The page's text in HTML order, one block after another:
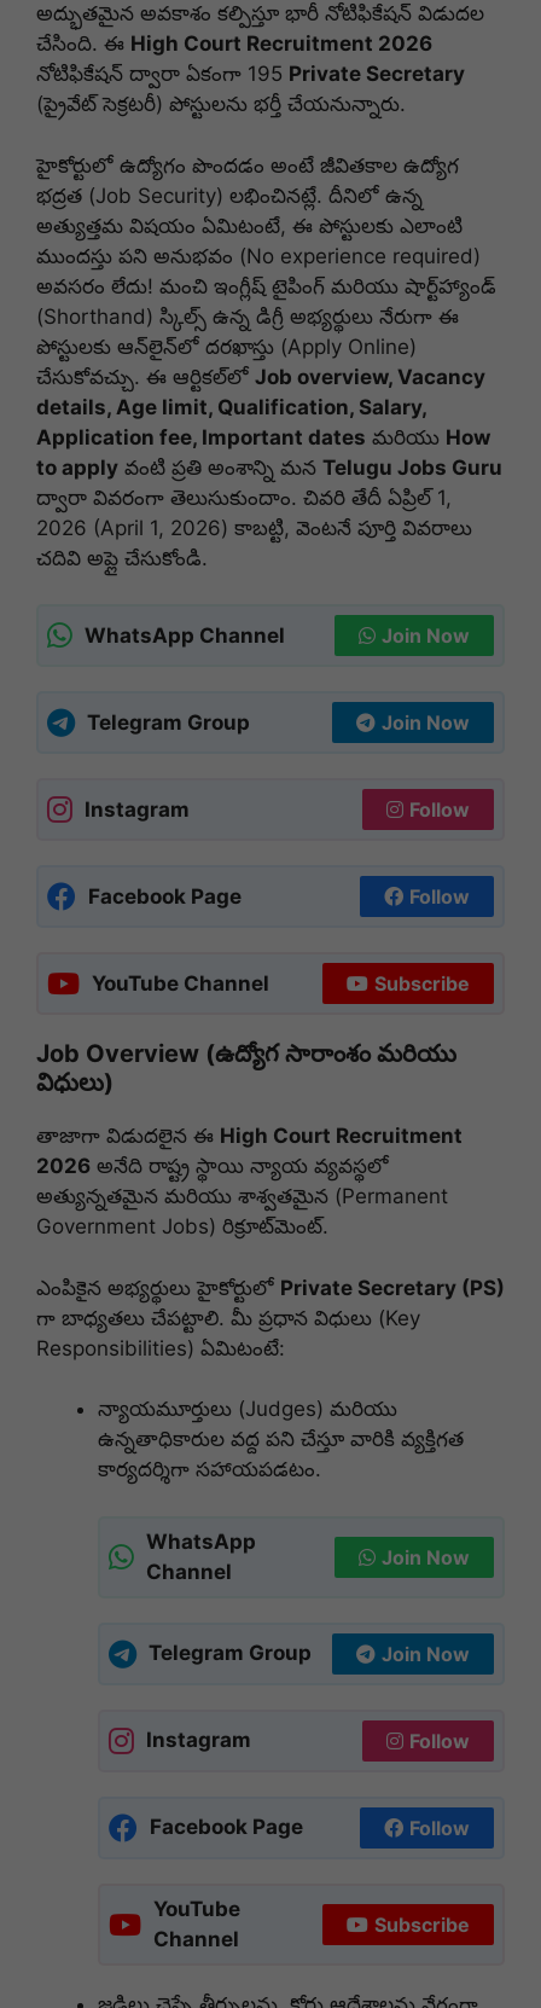
అద్భుతమైన అవకాశం కల్పిస్తూ భారీ నోటిఫికేషన్ విడుదల
చేసింది. ఈ High Court Recruitment 2026
నోటిఫికేషన్ ద్వారా ఏకంగా 195 Private Secretary
(ప్రైవేట్ సెక్రటరీ) పోస్టులను భర్తీ చేయనున్నారు.
హైకోర్టులో ఉద్యోగం పొందడం అంటే జీవితకాల ఉద్యోగ
భద్రత (Job Security) లభించినట్లే. దీనిలో ఉన్న
అత్యుత్తమ విషయం ఏమిటంటే, ఈ పోస్టులకు ఎలాంటి
ముందస్తు పని అనుభవం (No experience required)
అవసరం లేదు! మంచి ఇంగ్లీష్ టైపింగ్ మరియు షార్ట్‌హ్యాండ్
(Shorthand) స్కిల్స్ ఉన్న డిగ్రీ అభ్యర్థులు నేరుగా ఈ
పోస్టులకు ఆన్‌లైన్‌లో దరఖాస్తు (Apply Online)
చేసుకోవచ్చు. ఈ ఆర్టికల్‌లో Job overview, Vacancy
details, Age limit, Qualification, Salary,
Application fee, Important dates మరియు How
to apply వంటి ప్రతి అంశాన్ని మన Telugu Jobs Guru
ద్వారా వివరంగా తెలుసుకుందాం. చివరి తేదీ ఏప్రిల్ 1,
2026 (April 1, 2026) కాబట్టి, వెంటనే పూర్తి వివరాలు
చదివి అప్లై చేసుకోండి.
WhatsApp Channel Join Now
Telegram Group Join Now
Instagram Follow
Facebook Page Follow
YouTube Channel Subscribe
Job Overview (ఉద్యోగ సారాంశం మరియు
విధులు)
తాజాగా విడుదలైన ఈ High Court Recruitment
2026 అనేది రాష్ట్ర స్థాయి న్యాయ వ్యవస్థలో
అత్యున్నతమైన మరియు శాశ్వతమైన (Permanent
Government Jobs) రిక్రూట్‌మెంట్.
ఎంపికైన అభ్యర్థులు హైకోర్టులో Private Secretary (PS)
గా బాధ్యతలు చేపట్టాలి. మీ ప్రధాన విధులు (Key
Responsibilities) ఏమిటంటే:
న్యాయమూర్తులు (Judges) మరియు
ఉన్నతాధికారుల వద్ద పని చేస్తూ వారికి వ్యక్తిగత
కార్యదర్శిగా సహాయపడటం.
WhatsApp
Channel
Join Now
Telegram Group Join Now
Instagram Follow
Facebook Page Follow
YouTube
Channel
Subscribe